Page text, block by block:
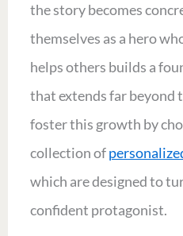
the story becomes
themselves as a hero
helps others builds a
that extends far beyond
foster this growth by
collection of
which are designed to
confident protagonist.